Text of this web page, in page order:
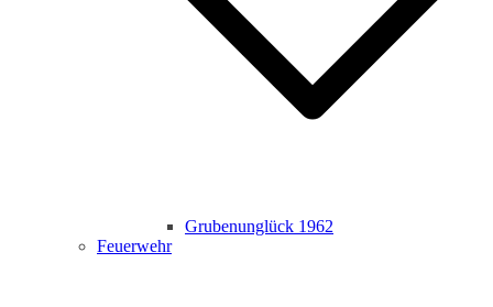
Grubenunglück 1962
Feuerwehr